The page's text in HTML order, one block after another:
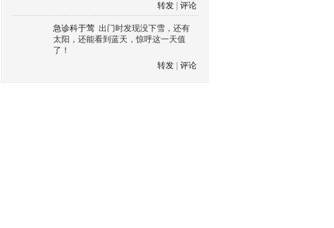
转发
评论
急诊科于莺 出门时发现没下雪，还有
太阳，还能看到蓝天，惊呼这一天值
了！
转发
评论